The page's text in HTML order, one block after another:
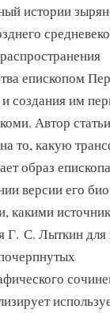
истории
епископом
создания им
Автор
то, какую
образ
версии его
какими
Г. С. Лыткин